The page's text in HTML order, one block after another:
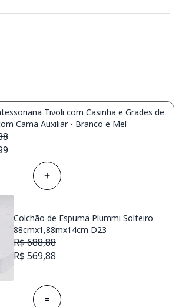
Tivoli com Casinha e Grades de
Cama Auxiliar - Branco e Mel
Colchão de Espuma Plummi Solteiro
88cmx1,88mx14cm D23
R$ 688,88
R$ 569,88
=